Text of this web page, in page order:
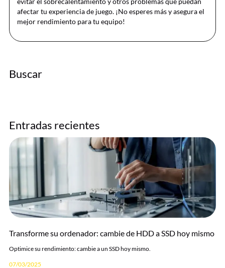
afectar tu experiencia de juego. ¡No esperes más y asegura el
mejor rendimiento para tu equipo!
Buscar
Entradas recientes
Transforme su ordenador: cambie de HDD a SSD hoy mismo
Optimice su rendimiento: cambie a un SSD hoy mismo.
07/03/2025